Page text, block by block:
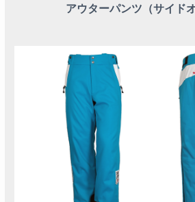
アウターパンツ（サイド